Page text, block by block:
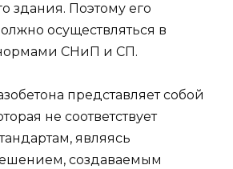
здания. Поэтому его
осуществляться в
нормами СНиП и СП.
представляет собой
не соответствует
являясь
создаваемым